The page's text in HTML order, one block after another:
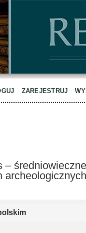
ZAREJESTRUJ
–
archeologicznych